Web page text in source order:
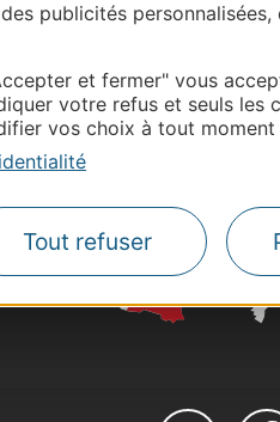
publicités
et fermer" vous
votre refus et seuls les
vos choix à tout
Tout refuser
contacter Gard